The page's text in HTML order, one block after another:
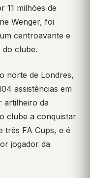
11 milhões de
Wenger, foi
centroavante e
do clube.
norte de Londres,
assistências em
artilheiro da
clube a conquistar
três FA Cups, e é
jogador da